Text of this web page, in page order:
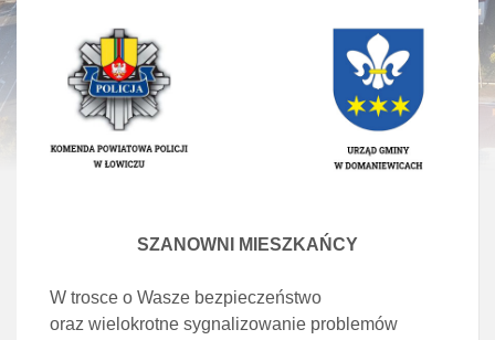
SZANOWNI MIESZKAŃCY
W trosce o Wasze bezpieczeństwo
oraz wielokrotne sygnalizowanie problemów